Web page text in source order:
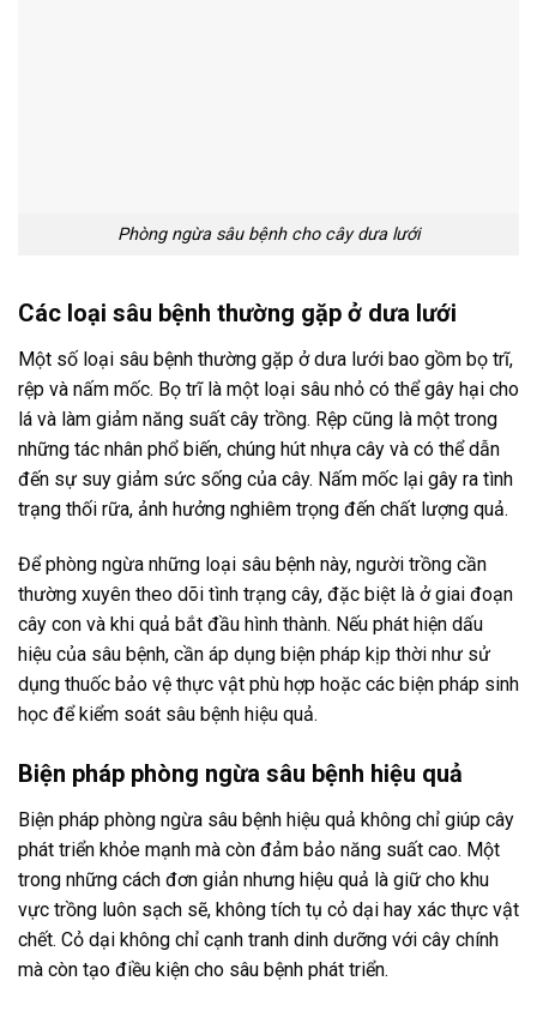
Phòng ngừa sâu bệnh cho cây dưa lưới
Các loại sâu bệnh thường gặp ở dưa lưới
Một số loại sâu bệnh thường gặp ở dưa lưới bao gồm bọ trĩ,
rệp và nấm mốc. Bọ trĩ là một loại sâu nhỏ có thể gây hại cho
lá và làm giảm năng suất cây trồng. Rệp cũng là một trong
những tác nhân phổ biến, chúng hút nhựa cây và có thể dẫn
đến sự suy giảm sức sống của cây. Nấm mốc lại gây ra tình
trạng thối rữa, ảnh hưởng nghiêm trọng đến chất lượng quả.
Để phòng ngừa những loại sâu bệnh này, người trồng cần
thường xuyên theo dõi tình trạng cây, đặc biệt là ở giai đoạn
cây con và khi quả bắt đầu hình thành. Nếu phát hiện dấu
hiệu của sâu bệnh, cần áp dụng biện pháp kịp thời như sử
dụng thuốc bảo vệ thực vật phù hợp hoặc các biện pháp sinh
học để kiểm soát sâu bệnh hiệu quả.
Biện pháp phòng ngừa sâu bệnh hiệu quả
Biện pháp phòng ngừa sâu bệnh hiệu quả không chỉ giúp cây
phát triển khỏe mạnh mà còn đảm bảo năng suất cao. Một
trong những cách đơn giản nhưng hiệu quả là giữ cho khu
vực trồng luôn sạch sẽ, không tích tụ cỏ dại hay xác thực vật
chết. Cỏ dại không chỉ cạnh tranh dinh dưỡng với cây chính
mà còn tạo điều kiện cho sâu bệnh phát triển.